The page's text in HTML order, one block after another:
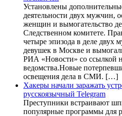
Установлены
деятельности двух мужчин,
женщин и вымогательство
Следственном комитете.
четыре эпизода в деле двух
девушек в Москве и
РИА «Новости» со ссылкой
ведомства.Новые
освещения дела в СМИ. […]
Хакеры начали заражать
русскоязычный Telegram
Преступники встраивают
популярные программы для